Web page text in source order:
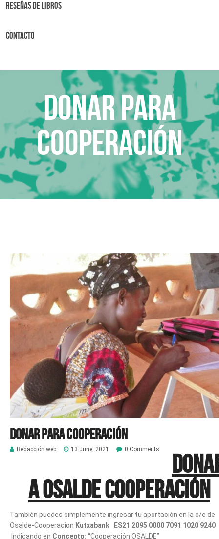
Reseñas de libros
Contacto
Donar para
Cooperación
Donar para Cooperación
Redacción web 13 June, 2021 0 Comments
A OSALDE COOPERACIÓN
También puedes simplemente ingresar tu aportación en la c/c de
Osalde-Cooperacion Kutxabank
ES21 2095 0000 7091 1020 9240
Indicando en Concepto: “Cooperación OSALDE”